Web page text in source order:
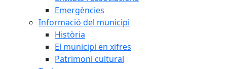
Emergències
Informació del municipi
Història
El municipi en xifres
Patrimoni cultural